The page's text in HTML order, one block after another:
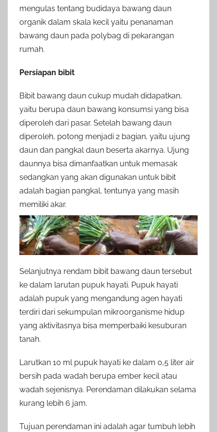
mengulas tentang budidaya bawang daun
organik dalam skala kecil yaitu penanaman
bawang daun pada polybag di pekarangan
rumah.
Persiapan bibit
Bibit bawang daun cukup mudah didapatkan,
yaitu berupa daun bawang konsumsi yang bisa
diperoleh dari pasar. Setelah bawang daun
diperoleh, potong menjadi 2 bagian, yaitu ujung
daun dan pangkal daun beserta akarnya. Ujung
daunnya bisa dimanfaatkan untuk memasak
sedangkan yang akan digunakan untuk bibit
adalah bagian pangkal, tentunya yang masih
memiliki akar.
Selanjutnya rendam bibit bawang daun tersebut
ke dalam larutan pupuk hayati. Pupuk hayati
adalah pupuk yang mengandung agen hayati
terdiri dari sekumpulan mikroorganisme hidup
yang aktivitasnya bisa memperbaiki kesuburan
tanah.
Larutkan 10 ml pupuk hayati ke dalam 0,5 liter air
bersih pada wadah berupa ember kecil atau
wadah sejenisnya. Perendaman dilakukan selama
kurang lebih 6 jam.
Tujuan perendaman ini adalah agar tumbuh lebih